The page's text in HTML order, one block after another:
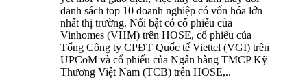
danh sách top 10 doanh nghiệp có vốn hóa lớn
nhất thị trường. Nổi bật có cổ phiếu của
Vinhomes (VHM) trên HOSE, cổ phiếu của
Tổng Công ty CPĐT Quốc tế Viettel (VGI) trên
UPCoM và cổ phiếu của Ngân hàng TMCP Kỹ
Thương Việt Nam (TCB) trên HOSE,..